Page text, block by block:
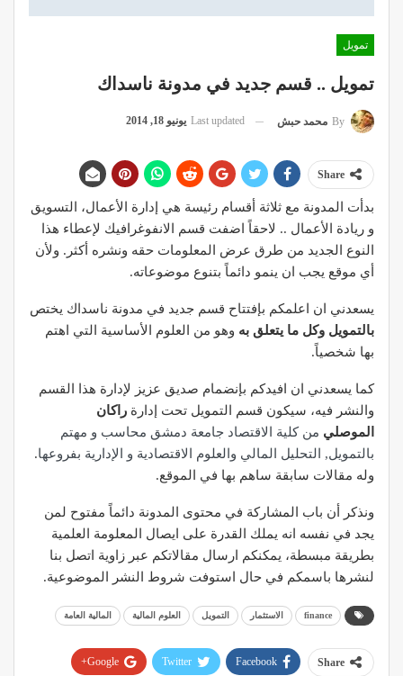
تمويل
تمويل .. قسم جديد في مدونة ناسداك
By محمد حبش Last updated يونيو 18, 2014
Share
بدأت المدونة مع ثلاثة أقسام رئيسة هي إدارة الأعمال، التسويق
و ريادة الأعمال .. لاحقاً اضفت قسم الانفوغرافيك لإعطاء هذا
النوع الجديد من طرق عرض المعلومات حقه ونشره أكثر. ولأن
أي موقع يجب ان ينمو دائماً بتنوع موضوعاته.
يسعدني ان اعلمكم بإفتتاح قسم جديد في مدونة ناسداك يختص
بالتمويل وكل ما يتعلق به وهو من العلوم الأساسية التي اهتم
بها شخصياً.
كما يسعدني ان افيدكم بإنضمام صديق عزيز لإدارة هذا القسم
والنشر فيه، سيكون قسم التمويل تحت إدارة راكان
الموصلي من كلية الاقتصاد جامعة دمشق محاسب و مهتم
بالتمويل, التحليل المالي والعلوم الاقتصادية و الإدارية بفروعها.
وله مقالات سابقة ساهم بها في الموقع.
ونذكر أن باب المشاركة في محتوى المدونة دائماً مفتوح لمن
يجد في نفسه انه يملك القدرة على ايصال المعلومة العلمية
بطريقة مبسطة، يمكنكم ارسال مقالاتكم عبر زاوية اتصل بنا
لنشرها باسمكم في حال استوفت شروط النشر الموضوعية.
finance الاستثمار التمويل العلوم المالية المالية العامة
Share
Facebook
Twitter
Google+